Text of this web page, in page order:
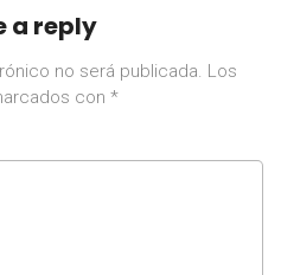
a reply
no será publicada. Los
con *